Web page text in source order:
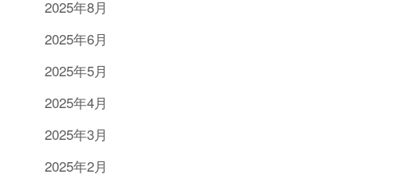
2025年8月
2025年6月
2025年5月
2025年4月
2025年3月
2025年2月